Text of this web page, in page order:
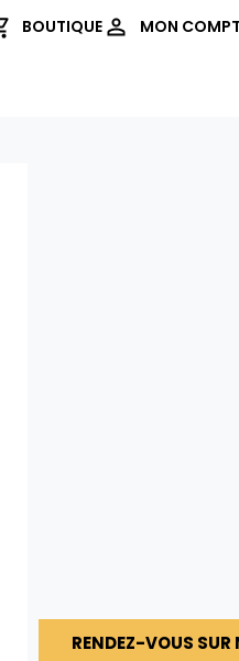
BOUTIQUE MON
RENDEZ-VOUS SUR